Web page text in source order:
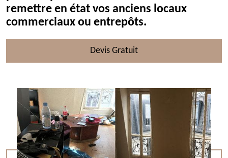
remettre en état vos anciens locaux
commerciaux ou entrepôts.
Devis Gratuit